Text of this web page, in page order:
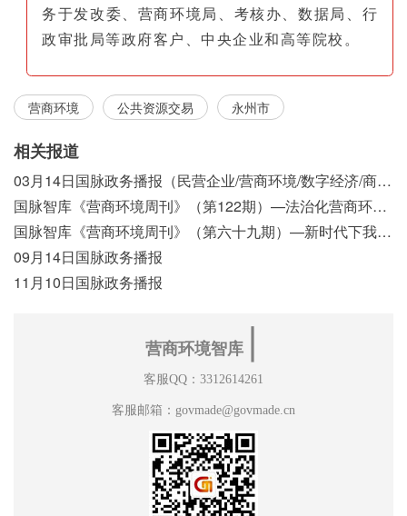
务于发改委、营商环境局、考核办、数据局、行
政审批局等政府客户、中央企业和高等院校。
营商环境 公共资源交易 永州市
相关报道
03月14日国脉政务播报（民营企业/营商环境/数字经济/商事制度改革）
国脉智库《营商环境周刊》（第122期）—法治化营商环境视域下我国行政执法公示制度浅析
国脉智库《营商环境周刊》（第六十九期）—新时代下我国营商环境标准体系构建初探
09月14日国脉政务播报
11月10日国脉政务播报
营商环境智库
客服QQ：3312614261
客服邮箱：govmade@govmade.cn